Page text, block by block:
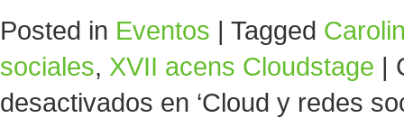
Posted in Eventos | Tagged
sociales, XVII acens Cloudstage |
desactivados en ‘Cloud y redes